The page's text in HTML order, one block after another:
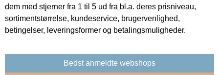
dem med stjerner fra 1 til 5 ud fra bl.a. deres prisniveau,
sortimentstørrelse, kundeservice, brugervenlighed,
betingelser, leveringsformer og betalingsmuligheder.
Bedst anmeldte webshops